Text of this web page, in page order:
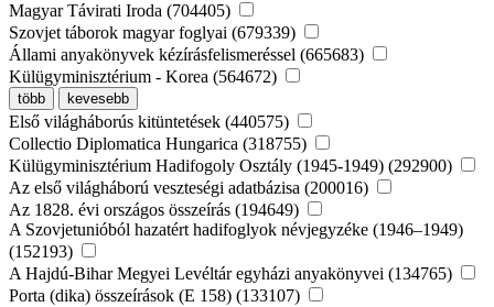
Magyar Távirati Iroda (704405)
Szovjet táborok magyar foglyai (679339)
Állami anyakönyvek kézírásfelismeréssel (665683)
Külügyminisztérium - Korea (564672)
több kevesebb
Első világháborús kitüntetések (440575)
Collectio Diplomatica Hungarica (318755)
Külügyminisztérium Hadifogoly Osztály (1945-1949) (292900)
Az első világháború veszteségi adatbázisa (200016)
Az 1828. évi országos összeírás (194649)
A Szovjetunióból hazatért hadifoglyok névjegyzéke (1946–1949)
(152193)
A Hajdú-Bihar Megyei Levéltár egyházi anyakönyvei (134765)
Porta (dika) összeírások (E 158) (133107)